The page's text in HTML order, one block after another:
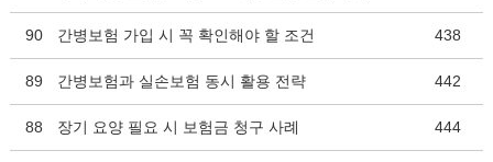
90 간병보험 가입 시 꼭 확인해야 할 조건 438
89 간병보험과 실손보험 동시 활용 전략 442
88 장기 요양 필요 시 보험금 청구 사례 444